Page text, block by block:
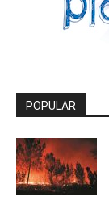
POPULAR